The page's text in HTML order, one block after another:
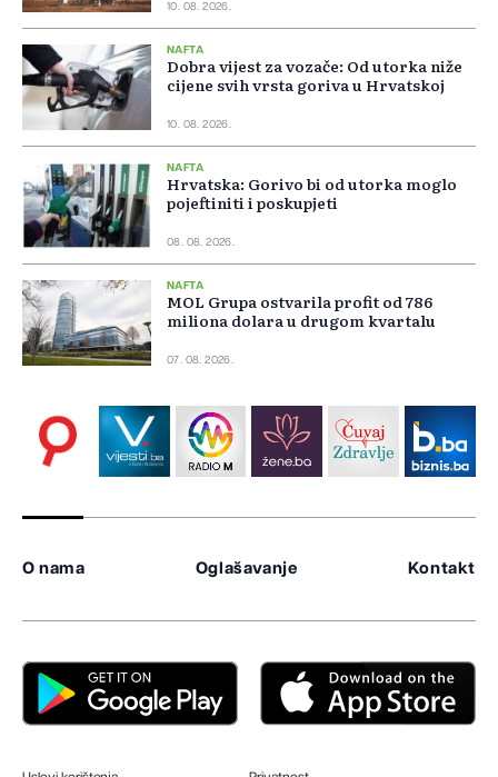
10. 08. 2026.
NAFTA
Dobra vijest za vozače: Od utorka niže
cijene svih vrsta goriva u Hrvatskoj
10. 08. 2026.
NAFTA
Hrvatska: Gorivo bi od utorka moglo
pojeftiniti i poskupjeti
08. 08. 2026.
NAFTA
MOL Grupa ostvarila profit od 786
miliona dolara u drugom kvartalu
07. 08. 2026.
O nama Oglašavanje Kontakt